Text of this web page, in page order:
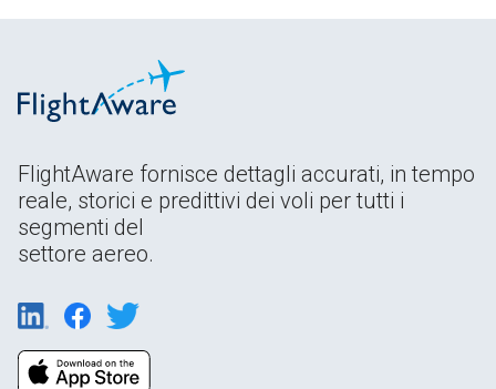
FlightAware fornisce dettagli accurati, in tempo
reale, storici e predittivi dei voli per tutti i
segmenti del
settore aereo.